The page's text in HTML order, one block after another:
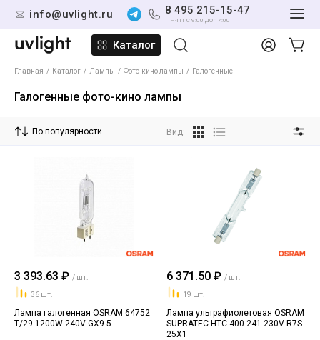
info@uvlight.ru 8 495 215-15-47
ПН-ПТ С 9:00 ДО 17:00
Каталог
Главная Каталог Лампы Фото-кино лампы Галогенные
Галогенные фото-кино лампы
По популярности Вид:
3 393.63 ₽ / шт.
36 шт.
Лампа галогенная OSRAM 64752
T/29 1200W 240V GX9.5
6 371.50 ₽ / шт.
19 шт.
Лампа ультрафиолетовая OSRAM
SUPRATEC HTC 400-241 230V R7S
25X1